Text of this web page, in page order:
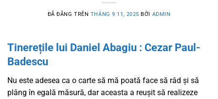
ĐÃ ĐĂNG TRÊN THÁNG 9 11, 2025 BỞI ADMIN
Tinerețile lui Daniel Abagiu : Cezar Paul-
Badescu
Nu este adesea ca o carte să mă poată face să râd și să
plâng în egală măsură, dar aceasta a reușit să realizeze